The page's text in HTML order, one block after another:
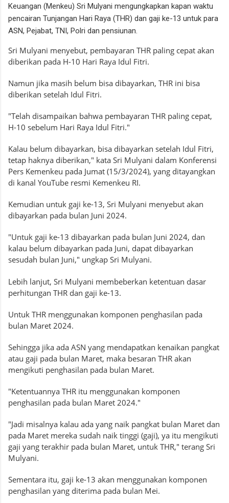
Keuangan (Menkeu) Sri Mulyani mengungkapkan kapan waktu
pencairan Tunjangan Hari Raya (THR) dan gaji ke-13 untuk para
ASN, Pejabat, TNI, Polri dan pensiunan.
Sri Mulyani menyebut, pembayaran THR paling cepat akan
diberikan pada H-10 Hari Raya Idul Fitri.
Namun jika masih belum bisa dibayarkan, THR ini bisa
diberikan setelah Idul Fitri.
"Telah disampaikan bahwa pembayaran THR paling cepat,
H-10 sebelum Hari Raya Idul Fitri."
Kalau belum dibayarkan, bisa dibayarkan setelah Idul Fitri,
tetap haknya diberikan," kata Sri Mulyani dalam Konferensi
Pers Kemenkeu pada Jumat (15/3/2024), yang ditayangkan
di kanal YouTube resmi Kemenkeu RI.
Kemudian untuk gaji ke-13, Sri Mulyani menyebut akan
dibayarkan pada bulan Juni 2024.
"Untuk gaji ke-13 dibayarkan pada bulan Juni 2024, dan
kalau belum dibayarkan pada Juni, dapat dibayarkan
sesudah bulan Juni," ungkap Sri Mulyani.
Lebih lanjut, Sri Mulyani membeberkan ketentuan dasar
perhitungan THR dan gaji ke-13.
Untuk THR menggunakan komponen penghasilan pada
bulan Maret 2024.
Sehingga jika ada ASN yang mendapatkan kenaikan pangkat
atau gaji pada bulan Maret, maka besaran THR akan
mengikuti penghasilan pada bulan Maret.
"Ketentuannya THR itu menggunakan komponen
penghasilan pada bulan Maret 2024."
"Jadi misalnya kalau ada yang naik pangkat bulan Maret dan
pada Maret mereka sudah naik tinggi (gaji), ya itu mengikuti
gaji yang terakhir pada bulan Maret, untuk THR," terang Sri
Mulyani.
Sementara itu, gaji ke-13 akan menggunakan komponen
penghasilan yang diterima pada bulan Mei.